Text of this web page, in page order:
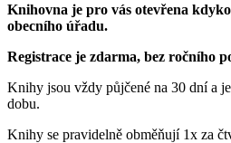
Knihovna je pro vás otevřena
obecního úřadu.
Registrace je zdarma, bez ročního
Knihy jsou vždy půjčené na 30 dní a
dobu.
Knihy se pravidelně obměňují 1x za